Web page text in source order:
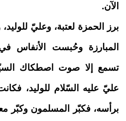
الآن.
برز الحمزة لعتبة، وعليّ
المبارزة وحُبست الأنفاس
تسمع إلا صوت اصطكاك
عليّ عليه السّلام للوليد،
برأسه، فكبّر المسلمون وكبّر